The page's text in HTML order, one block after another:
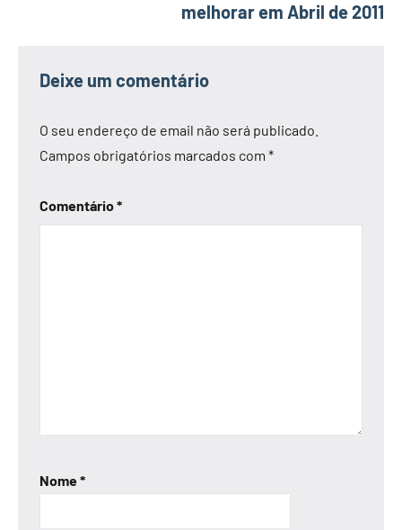
melhorar em Abril de 2011
Deixe um comentário
O seu endereço de email não será publicado.
Campos obrigatórios marcados com *
Comentário*
Nome*